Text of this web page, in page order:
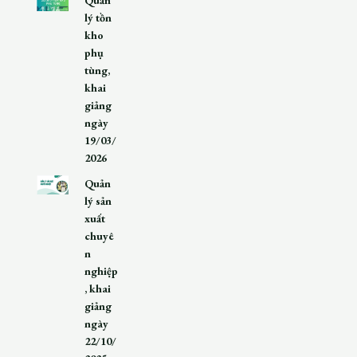
lý tồn
kho
phụ
tùng,
khai
giảng
ngày
19/03/
2026
Quản
lý sản
xuất
chuyê
n
nghiệp
, khai
giảng
ngày
22/10/